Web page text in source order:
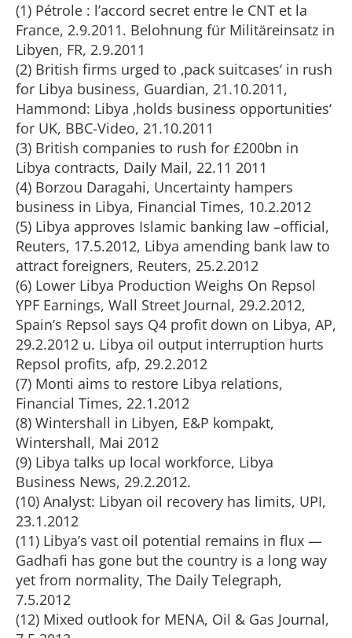
(1) Pétrole : l’accord secret entre le CNT et la
France, 2.9.2011. Belohnung für Militäreinsatz in
Libyen, FR, 2.9.2011
(2) British firms urged to ‚pack suitcases‘ in rush
for Libya business, Guardian, 21.10.2011,
Hammond: Libya ‚holds business opportunities‘
for UK, BBC-Video, 21.10.2011
(3) British companies to rush for £200bn in
Libya contracts, Daily Mail, 22.11 2011
(4) Borzou Daragahi, Uncertainty hampers
business in Libya, Financial Times, 10.2.2012
(5) Libya approves Islamic banking law –official,
Reuters, 17.5.2012, Libya amending bank law to
attract foreigners, Reuters, 25.2.2012
(6) Lower Libya Production Weighs On Repsol
YPF Earnings, Wall Street Journal, 29.2.2012,
Spain’s Repsol says Q4 profit down on Libya, AP,
29.2.2012 u. Libya oil output interruption hurts
Repsol profits, afp, 29.2.2012
(7) Monti aims to restore Libya relations,
Financial Times, 22.1.2012
(8) Wintershall in Libyen, E&P kompakt,
Wintershall, Mai 2012
(9) Libya talks up local workforce, Libya
Business News, 29.2.2012.
(10) Analyst: Libyan oil recovery has limits, UPI,
23.1.2012
(11) Libya’s vast oil potential remains in flux —
Gadhafi has gone but the country is a long way
yet from normality, The Daily Telegraph,
7.5.2012
(12) Mixed outlook for MENA, Oil & Gas Journal,